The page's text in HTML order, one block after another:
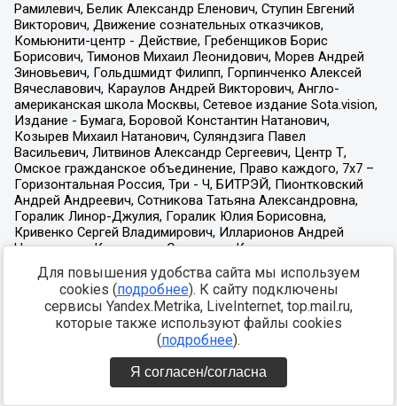
Для повышения удобства сайта мы используем
cookies (подробнее). К сайту подключены
сервисы Yandex.Metrika, LiveInternet, top.mail.ru,
которые также используют файлы cookies
(подробнее).
Я согласен/согласна